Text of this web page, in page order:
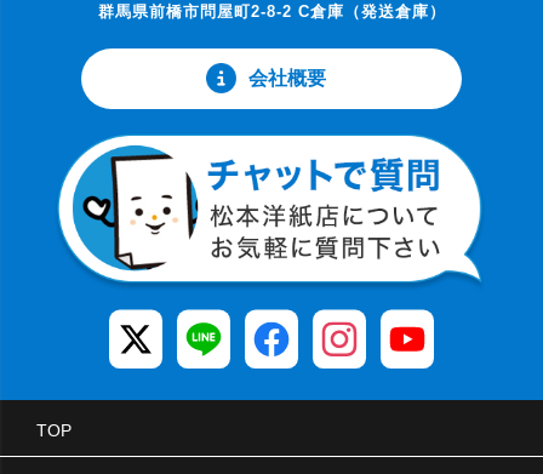
群馬県前橋市問屋町2-8-2 C倉庫（発送倉庫）
会社概要
TOP